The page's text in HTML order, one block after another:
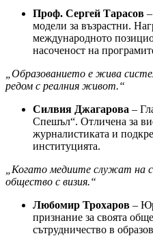
Проф. Сергей Тарасов
модели за възрастни.
международното
насоченост на
„Образованието е жива
редом с реалния живот.“
Силвия Джагарова –
Спешъл“. Отличена за
журналистиката и
институцията.
„Когато медиите служат
общество с визия.“
Любомир Трохаров –
признание за своята
сътрудничество в